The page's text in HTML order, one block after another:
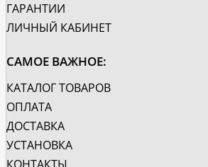
ГАРАНТИИ
ЛИЧНЫЙ КАБИНЕТ
САМОЕ ВАЖНОЕ:
КАТАЛОГ ТОВАРОВ
ОПЛАТА
ДОСТАВКА
УСТАНОВКА